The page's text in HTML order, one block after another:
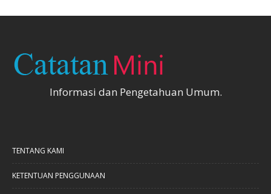
Informasi dan Pengetahuan Umum.
TENTANG KAMI
KETENTUAN PENGGUNAAN